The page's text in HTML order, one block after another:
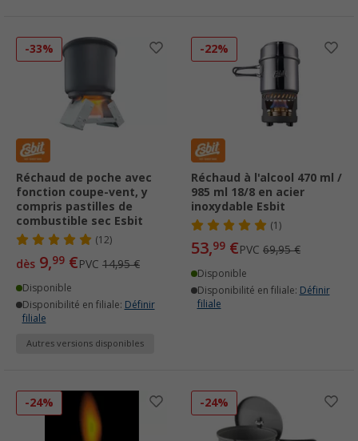
-33%
Réchaud de poche avec
fonction coupe-vent, y
compris pastilles de
combustible sec Esbit
(12)
dès 9,99 €PVC 14,95 €
Disponible
Disponibilité en filiale: Définir
filiale
Autres versions disponibles
-22%
Réchaud à l'alcool 470 ml /
985 ml 18/8 en acier
inoxydable Esbit
(1)
53,99 €PVC 69,95 €
Disponible
Disponibilité en filiale: Définir
filiale
-24% -24%